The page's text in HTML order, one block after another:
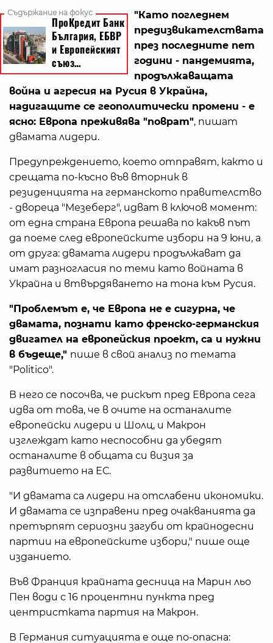
"Като погледнем
предизвикателствата
през последните пет
години - пандемията,
продължаващата
война и агресия на Русия в Украйна,
надигащите се геополитически промени - е
ясно: Европа преживява "поврат", пишат
двамата лидери.
Предупреждението, което отправят, както и
срещата по-късно във вторник в
резиденцията на германското правителство
- двореца "Мезеберг", идват в ключов момент:
от една страна Европа решава по какъв път
да поеме след европейските избори на 9 юни, а
от друга: двамата лидери продължават да
имат разногласия по теми като войната в
Украйна и втвърдяването на тона към Русия.
"Проблемът е, че Европа не е сигурна, че
двамата, познати като френско-германския
двигател на европейския проект, са и нужни
в бъдеще," пише в свой анализ по темата
"Politico".
В него се посочва, че рискът пред Европа сега
идва от това, че в очите на останалите
европейски лидери и Шолц, и Макрон
изглеждат като неспособни да убедят
останалите в общата си визия за
развитието на ЕС.
"И двамата са лидери на отслабени икономики.
И двамата се изправени пред очакванията да
претърпят сериозни загуби от крайнодесни
партии на европейските избори," пише още
изданието.
Във Франция крайната десница на Марин льо
Пен води с 16 процентни пункта пред
центристката партия на Макрон.
В Германия ситуацията е още по-опасна: